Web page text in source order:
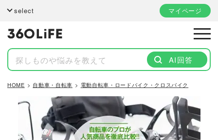
select マイページ
AI回答
HOME 自動車・自転車 電動自転車・ロードバイク・クロスバイク